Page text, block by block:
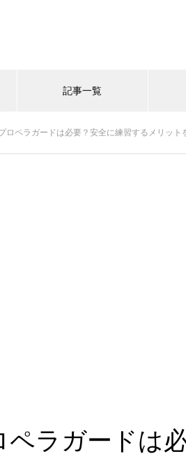
記事一覧
ロペラガードは必要？安全に練習するメリット
ペラガードは